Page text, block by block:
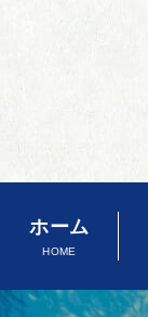
ホーム
HOME